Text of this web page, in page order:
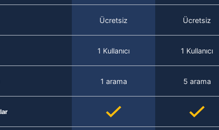
Ücretsiz Ücretsiz
1 Kullanıcı 1 Kullanıcı
1 arama 5 arama